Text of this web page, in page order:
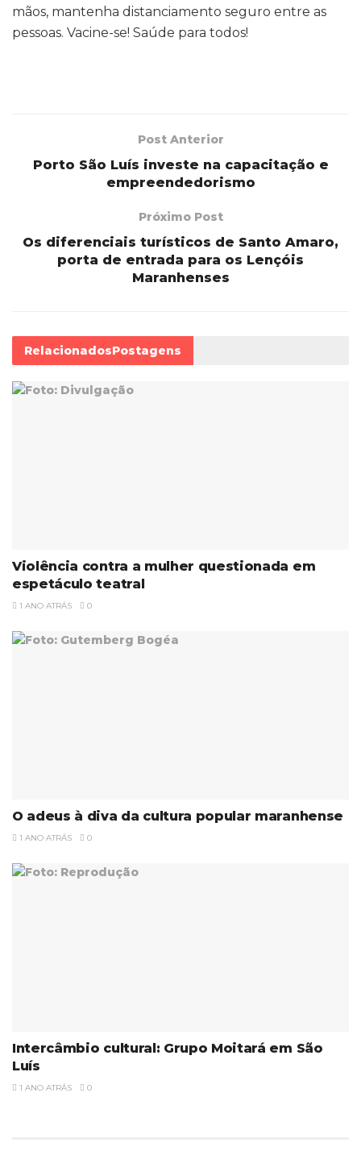
mãos, mantenha distanciamento seguro entre as
pessoas. Vacine-se! Saúde para todos!
Post Anterior
Porto São Luís investe na capacitação e
empreendedorismo
Próximo Post
Os diferenciais turísticos de Santo Amaro,
porta de entrada para os Lençóis
Maranhenses
RelacionadosPostagens
Violência contra a mulher questionada em
espetáculo teatral
1 ANO ATRÁS 0
O adeus à diva da cultura popular maranhense
1 ANO ATRÁS 0
Intercâmbio cultural: Grupo Moitará em São
Luís
1 ANO ATRÁS 0